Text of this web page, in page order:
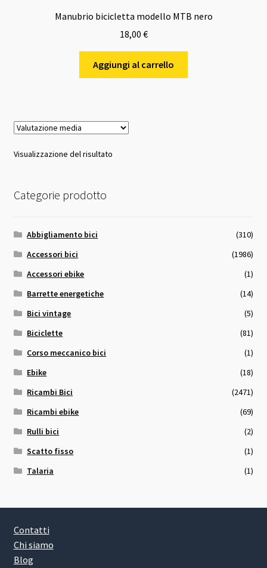
Manubrio bicicletta modello MTB nero
18,00 €
Aggiungi al carrello
Visualizzazione del risultato
Categorie prodotto
Abbigliamento bici
(310)
Accessori bici
(1986)
Accessori ebike
(1)
Barrette energetiche
(14)
Bici vintage
(5)
Biciclette
(81)
Corso meccanico bici
(1)
Ebike
(18)
Ricambi Bici
(2471)
Ricambi ebike
(69)
Rulli bici
(2)
Scatto fisso
(1)
Talaria
(1)
Contatti
Chi siamo
Blog